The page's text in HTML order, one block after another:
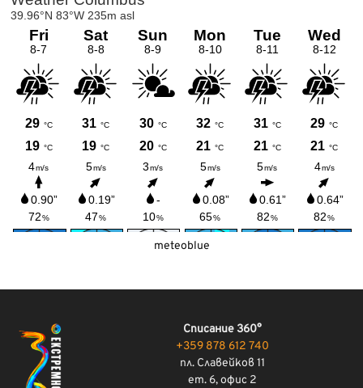
meteoblue
Списание 360°
+359 878 612 740
пл. Славейков 11
ет. 6, офис 2